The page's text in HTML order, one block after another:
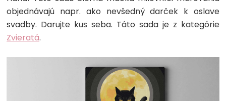
objednávajú napr. ako nevšedný darček k oslave
svadby. Darujte kus seba. Táto sada je z kategórie
Zvieratá.